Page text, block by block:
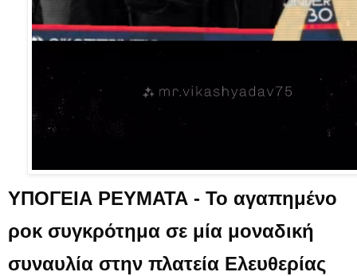
ΥΠΟΓΕΙΑ ΡΕΥΜΑΤΑ - Το αγαπημένο
ροκ συγκρότημα σε μία μοναδική
συναυλία στην πλατεία Ελευθερίας